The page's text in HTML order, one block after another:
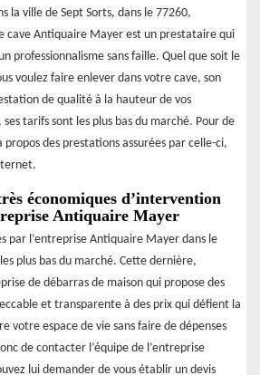
la ville de Sept Sorts, dans le 77260,
cave Antiquaire Mayer est un prestataire qui
professionnalisme sans faille. Quel que soit le
voulez faire enlever dans votre cave, son
de qualité à la hauteur de vos
tarifs sont les plus bas du marché. Pour de
des prestations assurées par celle-ci,
économiques d’intervention
Antiquaire Mayer
par l’entreprise Antiquaire Mayer dans le
plus bas du marché. Cette dernière,
de débarras de maison qui propose des
et transparente à des prix qui défient la
votre espace de vie sans faire de dépenses
de contacter l’équipe de l’entreprise
lui demander de vous établir un devis